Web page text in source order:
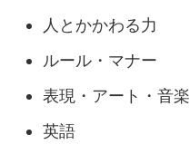
人とかかわる力
ルール・マナー
表現・アート・音楽
英語